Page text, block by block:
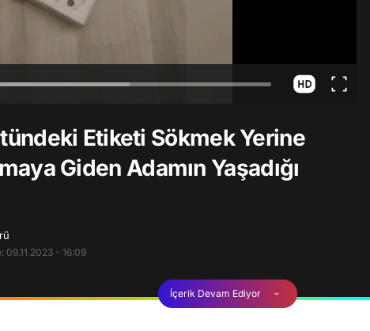
Etiketi Sökmek Yerine
Giden Adamın Yaşadığı
09.11.2023 - 16:09
İçerik Devam Ediyor